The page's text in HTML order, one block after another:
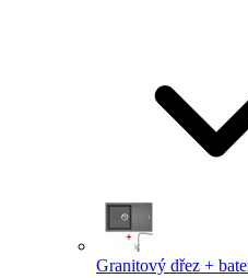
Granitový dřez +